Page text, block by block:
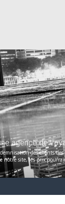
agence de
des clients des
notre site, les prix